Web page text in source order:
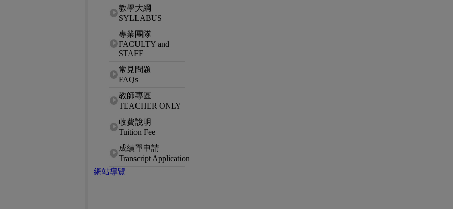
教學大綱
SYLLABUS
專業團隊
FACULTY and
STAFF
常見問題
FAQs
教師專區
TEACHER ONLY
收費說明
Tuition Fee
成績單申請
Transcript Application
網站導覽